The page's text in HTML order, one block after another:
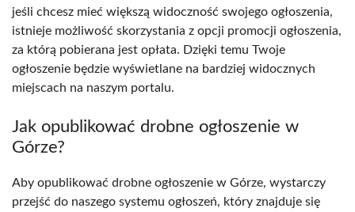
jeśli chcesz mieć większą widoczność swojego ogłoszenia,
istnieje możliwość skorzystania z opcji promocji ogłoszenia,
za którą pobierana jest opłata. Dzięki temu Twoje
ogłoszenie będzie wyświetlane na bardziej widocznych
miejscach na naszym portalu.
Jak opublikować drobne ogłoszenie w
Górze?
Aby opublikować drobne ogłoszenie w Górze, wystarczy
przejść do naszego systemu ogłoszeń, który znajduje się